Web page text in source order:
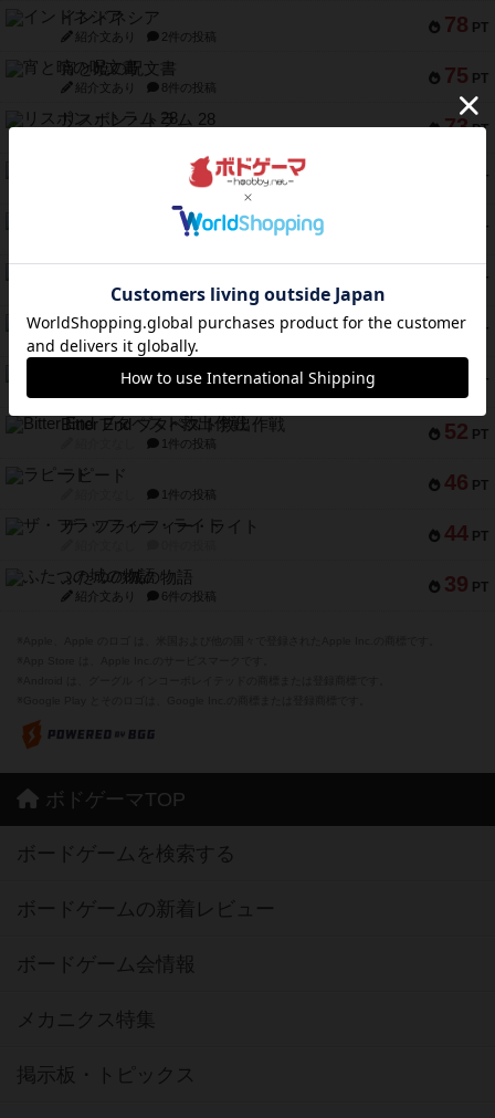
78 PT
インドネシア
紹介文あり 2件の投稿
75 PT
宵と暁の呪文書
紹介文あり 8件の投稿
73 PT
リスボン・トラム 28
PT
1件の投稿
PT
1件の投稿
PT
紹介文なし 1件の投稿
59 PT
スモールワールド
紹介文あり 13件の投稿
PT
ギャンブラー
52 PT
Bitter End ブタペスト救出作戦
1件の投稿
46 PT
ラピード
1件の投稿
44 PT
ザ・フラッフィー・ライト
39 PT
ふたつの城の物語
紹介文あり 6件の投稿
ボドゲーマTOP
ボードゲームを検索する
ボードゲームの新着レビュー
ボードゲーム会情報
メカニクス特集
掲示板・トピックス